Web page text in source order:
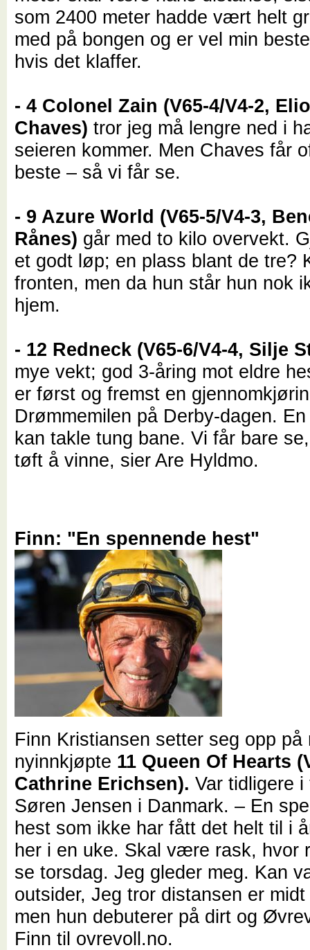
som 2400 meter hadde vært helt
med på bongen og er vel min
hvis det klaffer.
- 4 Colonel Zain (V65-4/V4-2,
Chaves) tror jeg må lengre ned i
seieren kommer. Men Chaves får
beste – så vi får se.
- 9 Azure World (V65-5/V4-3,
Rånes) går med to kilo overvekt.
et godt løp; en plass blant de tre?
fronten, men da hun står hun nok
hjem.
- 12 Redneck (V65-6/V4-4, Silje
mye vekt; god 3-åring mot eldre
er først og fremst en
Drømmemilen på Derby-dagen.
kan takle tung bane. Vi får bare
tøft å vinne, sier Are Hyldmo.
Finn: "En spennende hest"
Finn Kristiansen setter seg opp på
nyinnkjøpte 11 Queen Of Hearts
Cathrine Erichsen). Var tidligere
Søren Jensen i Danmark. – En
hest som ikke har fått det helt til i
her i en uke. Skal være rask, hvor
se torsdag. Jeg gleder meg. Kan
outsider, Jeg tror distansen er
men hun debuterer på dirt og
Finn til ovrevoll.no.